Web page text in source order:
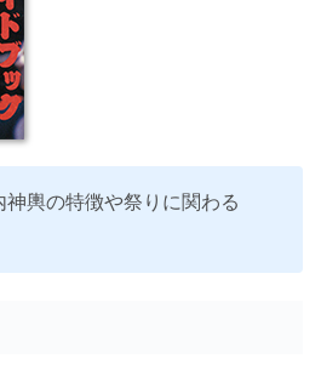
輿の特徴や祭りに関わる